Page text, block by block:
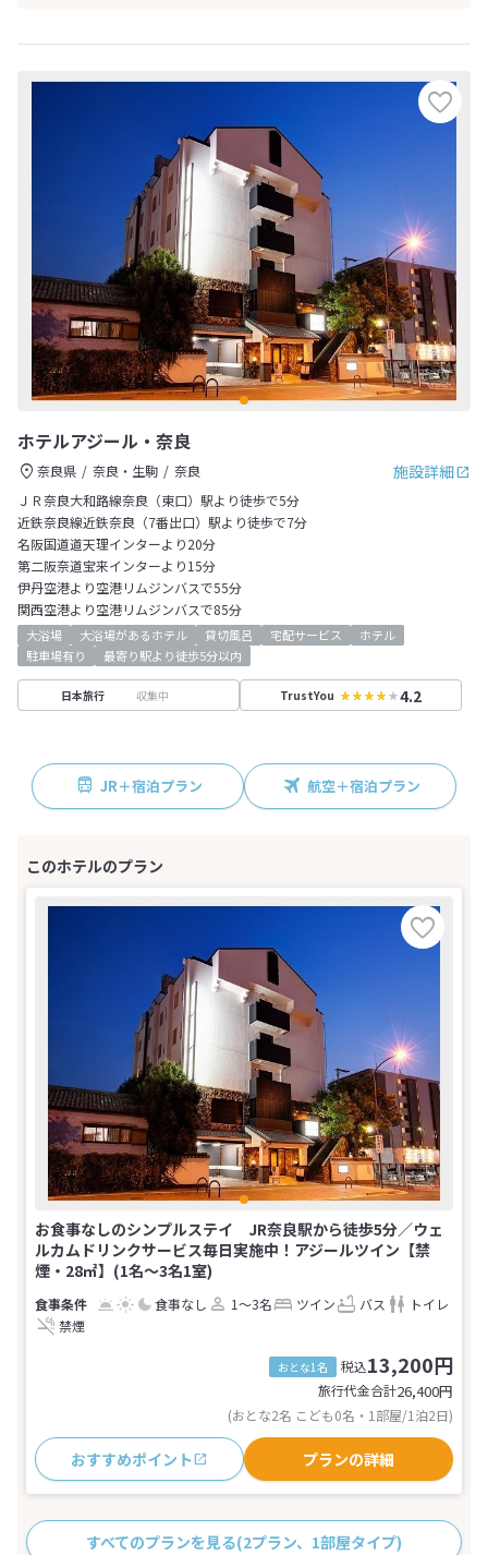
ホテルアジール・奈良
施設詳細
奈良県 奈良・生駒
奈良
ＪＲ奈良大和路線奈良（東口）駅より徒歩で5分
近鉄奈良線近鉄奈良（7番出口）駅より徒歩で7分
名阪国道道天理インターより20分
第二阪奈道宝来インターより15分
伊丹空港より空港リムジンバスで55分
関西空港より空港リムジンバスで85分
大浴場 大浴場があるホテル 貸切風呂 宅配サービス
ホテル
駐車場有り
最寄り駅より徒歩5分以内
日本旅行 収集中 TrustYou 4.2
JR＋宿泊プラン 航空＋宿泊プラン
お食事なしのシンプルステイ JR奈良駅から徒歩5分／ウェ
ルカムドリンクサービス毎日実施中！アジールツイン【禁
煙・28㎡】(1名～3名1室)
食事なし 1～3名 ツイン バス
トイレ
禁煙
おとな1名 税込13,200円
旅行代金合計26,400円
(おとな2名 こども0名・1部屋/1泊2日)
おすすめポイント プランの詳細
すべてのプランを見る(2プラン、1部屋タイプ)